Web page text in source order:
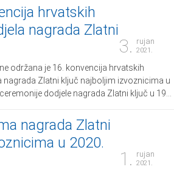
3. rujan
2021.
hrvatskih
nagrada Zlatni
održana je 16. konvencija hrvatskih
nagrada Zlatni ključ najboljim izvoznicima u
dodjele nagrada Zlatni ključ u 19...
1. rujan
2021.
nagrada Zlatni
u 2020.